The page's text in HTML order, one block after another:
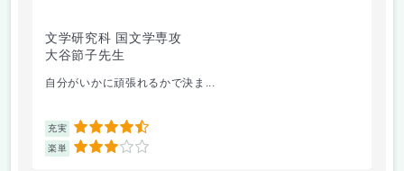
文学研究科 国文学専攻
大谷節子先生
自分がいかに頑張れるかで決ま...
充実 4.5
楽単 3